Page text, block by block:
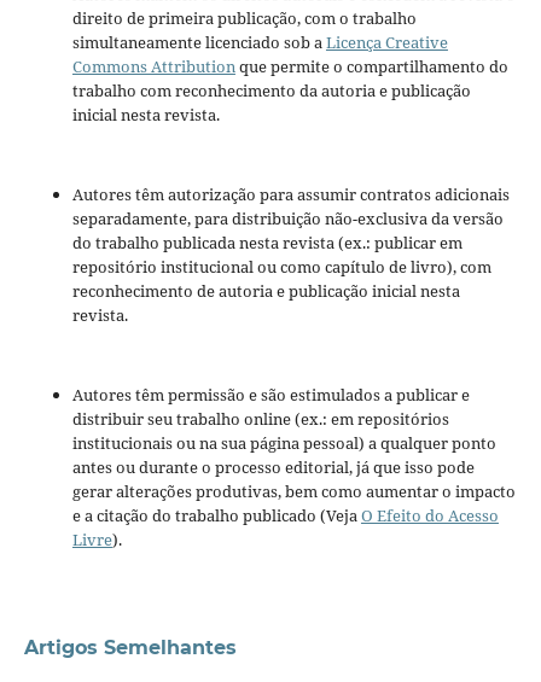
direito de primeira publicação, com o trabalho
simultaneamente licenciado sob aLicença Creative
Commons Attributionque permite o compartilhamento do
trabalho com reconhecimento da autoria e publicação
inicial nesta revista.
Autores têm autorização para assumir contratos adicionais
separadamente, para distribuição não-exclusiva da versão
do trabalho publicada nesta revista (ex.: publicar em
repositório institucional ou como capítulo de livro), com
reconhecimento de autoria e publicação inicial nesta
revista.
Autores têm permissão e são estimulados a publicar e
distribuir seu trabalho online (ex.: em repositórios
institucionais ou na sua página pessoal) a qualquer ponto
antes ou durante o processo editorial, já que isso pode
gerar alterações produtivas, bem como aumentar o impacto
e a citação do trabalho publicado (VejaO Efeito do Acesso
Livre).
Artigos Semelhantes